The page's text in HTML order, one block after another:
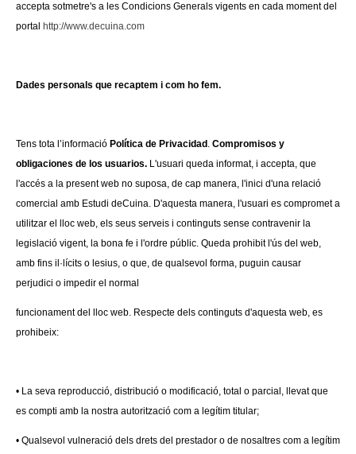
accepta sotmetre's a les Condicions Generals vigents en cada moment del
portal http://www.decuina.com
Dades personals que recaptem i com ho fem.
Tens tota l’informació Política de Privacidad . Compromisos y
obligaciones de los usuarios. L'usuari queda informat, i accepta, que
l'accés a la present web no suposa, de cap manera, l'inici d'una relació
comercial amb Estudi deCuina. D'aquesta manera, l'usuari es compromet a
utilitzar el lloc web, els seus serveis i continguts sense contravenir la
legislació vigent, la bona fe i l'ordre públic. Queda prohibit l'ús del web,
amb fins il·lícits o lesius, o que, de qualsevol forma, puguin causar
perjudici o impedir el normal
funcionament del lloc web. Respecte dels continguts d'aquesta web, es
prohibeix:
• La seva reproducció, distribució o modificació, total o parcial, llevat que
es compti amb la nostra autorització com a legítim titular;
• Qualsevol vulneració dels drets del prestador o de nosaltres com a legítim